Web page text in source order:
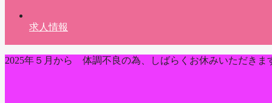
求人情報
2025年５月から 体調不良の為、しばらくお休みいただきま